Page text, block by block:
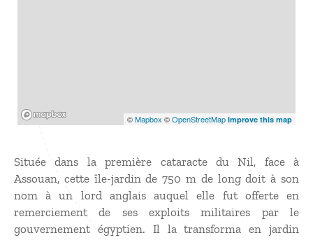
©Mapbox ©OpenStreetMap Improve this map
Située dans la première cataracte du Nil, face à
Assouan, cette île-jardin de 750 m de long doit à son
nom à un lord anglais auquel elle fut offerte en
remerciement de ses exploits militaires par le
gouvernement égyptien. Il la transforma en jardin